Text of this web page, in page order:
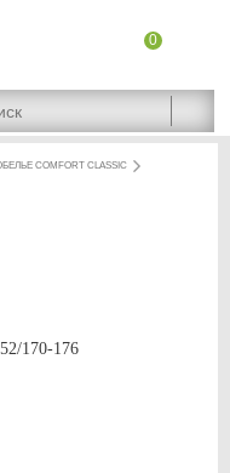
0
COMFORT CLASSIC
170-176